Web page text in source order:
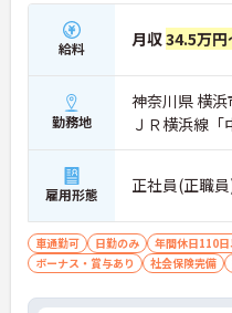
給料 月収34.5万円
勤務地
神奈川県 横
ＪＲ横浜線
雇用形態 正社員(正職
車通勤可 日勤のみ 年間休日110
ボーナス・賞与あり
社会保険完備